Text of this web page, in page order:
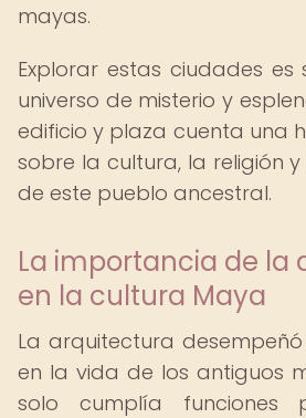
mayas.
Explorar estas ciudades es
universo de misterio y
edificio y plaza cuenta una
sobre la cultura, la religión
de este pueblo ancestral.
La importancia de la
en la cultura Maya
La arquitectura
en la vida de los antiguos
solo cumplía funciones